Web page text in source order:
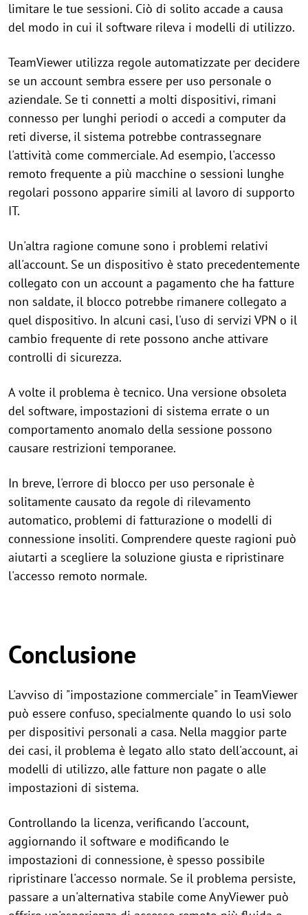
limitare le tue sessioni. Ciò di solito accade a causa
del modo in cui il software rileva i modelli di utilizzo.
TeamViewer utilizza regole automatizzate per decidere
se un account sembra essere per uso personale o
aziendale. Se ti connetti a molti dispositivi, rimani
connesso per lunghi periodi o accedi a computer da
reti diverse, il sistema potrebbe contrassegnare
l'attività come commerciale. Ad esempio, l'accesso
remoto frequente a più macchine o sessioni lunghe
regolari possono apparire simili al lavoro di supporto
IT.
Un'altra ragione comune sono i problemi relativi
all'account. Se un dispositivo è stato precedentemente
collegato con un account a pagamento che ha fatture
non saldate, il blocco potrebbe rimanere collegato a
quel dispositivo. In alcuni casi, l'uso di servizi VPN o il
cambio frequente di rete possono anche attivare
controlli di sicurezza.
A volte il problema è tecnico. Una versione obsoleta
del software, impostazioni di sistema errate o un
comportamento anomalo della sessione possono
causare restrizioni temporanee.
In breve, l'errore di blocco per uso personale è
solitamente causato da regole di rilevamento
automatico, problemi di fatturazione o modelli di
connessione insoliti. Comprendere queste ragioni può
aiutarti a scegliere la soluzione giusta e ripristinare
l'accesso remoto normale.
Conclusione
L'avviso di "impostazione commerciale" in TeamViewer
può essere confuso, specialmente quando lo usi solo
per dispositivi personali a casa. Nella maggior parte
dei casi, il problema è legato allo stato dell'account, ai
modelli di utilizzo, alle fatture non pagate o alle
impostazioni di sistema.
Controllando la licenza, verificando l'account,
aggiornando il software e modificando le
impostazioni di connessione, è spesso possibile
ripristinare l'accesso normale. Se il problema persiste,
passare a un'alternativa stabile come AnyViewer può